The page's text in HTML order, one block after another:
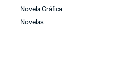
Novela Gráfica
Novelas